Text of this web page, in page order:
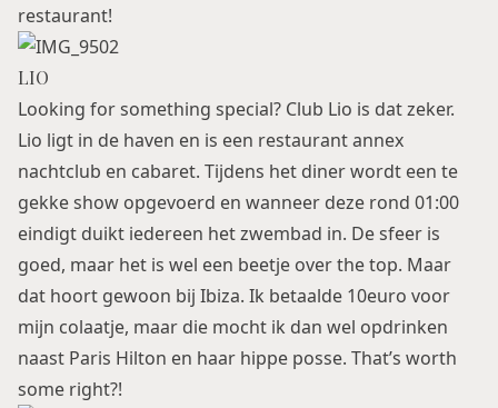
restaurant!
LIO
Looking for something special? Club Lio is dat zeker.
Lio ligt in de haven en is een restaurant annex
nachtclub en cabaret. Tijdens het diner wordt een te
gekke show opgevoerd en wanneer deze rond 01:00
eindigt duikt iedereen het zwembad in. De sfeer is
goed, maar het is wel een beetje over the top. Maar
dat hoort gewoon bij Ibiza. Ik betaalde 10euro voor
mijn colaatje, maar die mocht ik dan wel opdrinken
naast Paris Hilton en haar hippe posse. That’s worth
some right?!